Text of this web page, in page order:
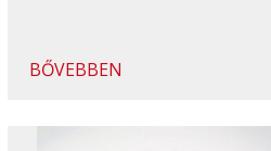
BŐVEBBEN